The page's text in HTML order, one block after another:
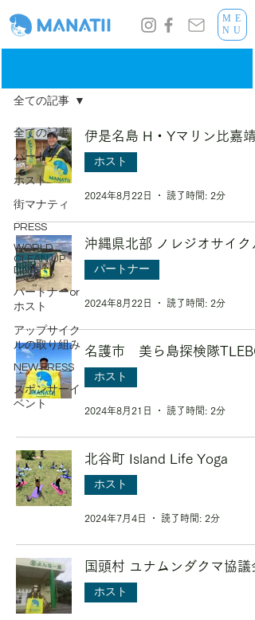
ME
NU
全ての記事
パートナー
ホスト
街マナティ
PRESS
WORLD
CLEAN UP
DAY
パートナーor
ホスト
アップサイク
ルの取り組み
NEW PRESS
スポンサーイ
ベント
全ての記事
伊是名島 H・Yマリン比嘉靖
ホスト
2024年8月22日 読了時間: 2分
沖縄県北部 ノレジオサイク
パートナー
2024年8月22日 読了時間: 2分
名護市 美ら島探検隊
ホスト
2024年8月21日 読了時間: 2分
北谷町 Island Life Yoga
ホスト
2024年7月4日 読了時間: 2分
国頭村 ユナムンダクマ協議
ホスト